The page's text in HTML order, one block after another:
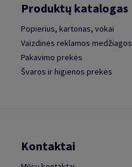
Produktų katalogas
Popierius, kartonas, vokai
Vaizdinės reklamos medžiagos
Pakavimo prekės
Švaros ir higienos prekės
Kontaktai